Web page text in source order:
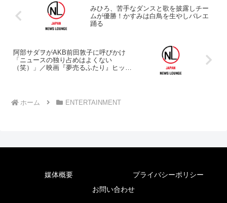
みひろ、苦手なダンスと歌を披露しチー
ムが優勝！かすみは白鳥を生やしバレエ
踊る
阿部サダヲがAKB前田敦子に呼びかけ
「ニュースの独り占めはよくない
（笑）」／映画『夢売るふたり』ヒット
ホーム ENTERTAINMENT
媒体概要
プライバシーポリシー
お問い合わせ